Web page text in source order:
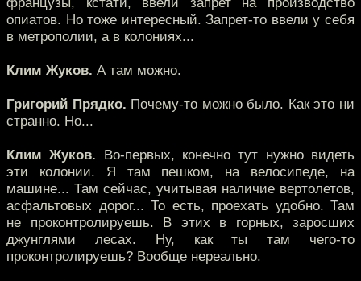
опиатов. Но тоже интересный. Запрет-то ввели у себя
в метрополии, а в колониях...
Клим Жуков. А там можно.
Григорий Прядко. Почему-то можно было. Как это ни
странно. Но...
Клим Жуков. Во-первых, конечно тут нужно видеть
эти колонии. Я там пешком, на велосипеде, на
машине... Там сейчас, учитывая наличие вертолетов,
асфальтовых дорог... То есть, проехать удобно. Там
не проконтролируешь. В этих в горных, заросших
джунглями лесах. Ну, как ты там чего-то
проконтролируешь? Вообще нереально.